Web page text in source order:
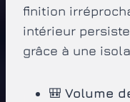
finition
intérieur
grâce à une
🎒 Volume